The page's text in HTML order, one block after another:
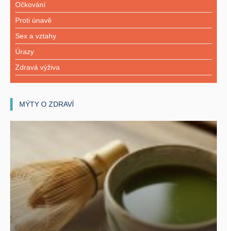
Očkování
Proti únavě
Sex a vztahy
Úrazy
Zdravá výživa
MÝTY O ZDRAVÍ